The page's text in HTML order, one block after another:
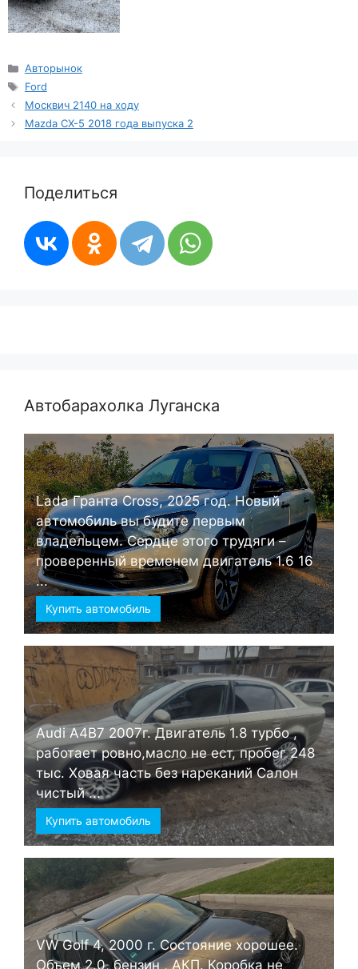
Рубрики
Авторынок
Метки
Ford
Москвич 2140 на ходу
Mazda CX-5 2018 года выпуска 2
Поделиться
Автобарахолка Луганска
Lada Гранта Cross, 2025 год. Новый
автомобиль вы будите первым
владельцем. Сердце этого трудяги –
проверенный временем двигатель 1.6 16
...
Купить автомобиль
Audi А4B7 2007г. Двигатель 1.8 турбо ,
работает ровно,масло не ест, пробег 248
тыс. Ховая часть без нареканий Салон
чистый ...
Купить автомобиль
VW Golf 4, 2000 г. Состояние хорошее.
Объем 2.0, бензин , АКП. Коробка не